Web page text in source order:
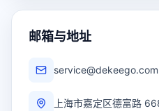
邮箱与地址
service@dekeego.com
上海市嘉定区德富路